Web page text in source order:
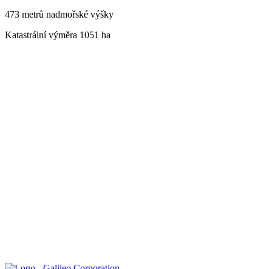
473 metrů nadmořské výšky
Katastrální výměra 1051 ha